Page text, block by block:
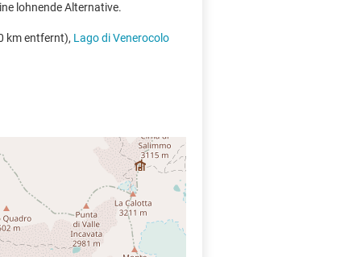
lohnende Alternative.
km entfernt), Lago di Venerocolo